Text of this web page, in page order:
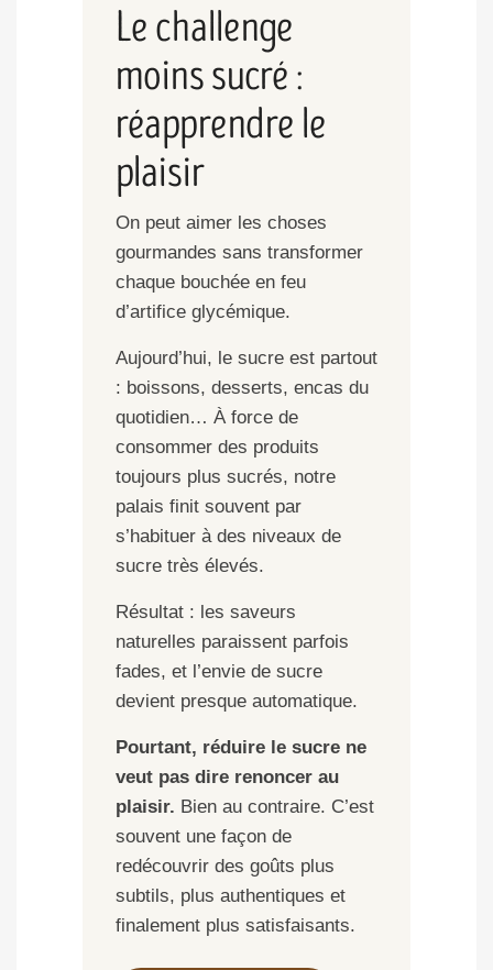
Le challenge
moins sucré :
réapprendre le
plaisir
On peut aimer les choses
gourmandes sans transformer
chaque bouchée en feu
d’artifice glycémique.
Aujourd’hui, le sucre est partout
: boissons, desserts, encas du
quotidien… À force de
consommer des produits
toujours plus sucrés, notre
palais finit souvent par
s’habituer à des niveaux de
sucre très élevés.
Résultat : les saveurs
naturelles paraissent parfois
fades, et l’envie de sucre
devient presque automatique.
Pourtant, réduire le sucre ne
veut pas dire renoncer au
plaisir. Bien au contraire. C’est
souvent une façon de
redécouvrir des goûts plus
subtils, plus authentiques et
finalement plus satisfaisants.